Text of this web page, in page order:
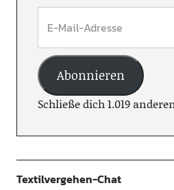
Abonnieren
Schließe dich 1.019
Textilvergehen-Chat